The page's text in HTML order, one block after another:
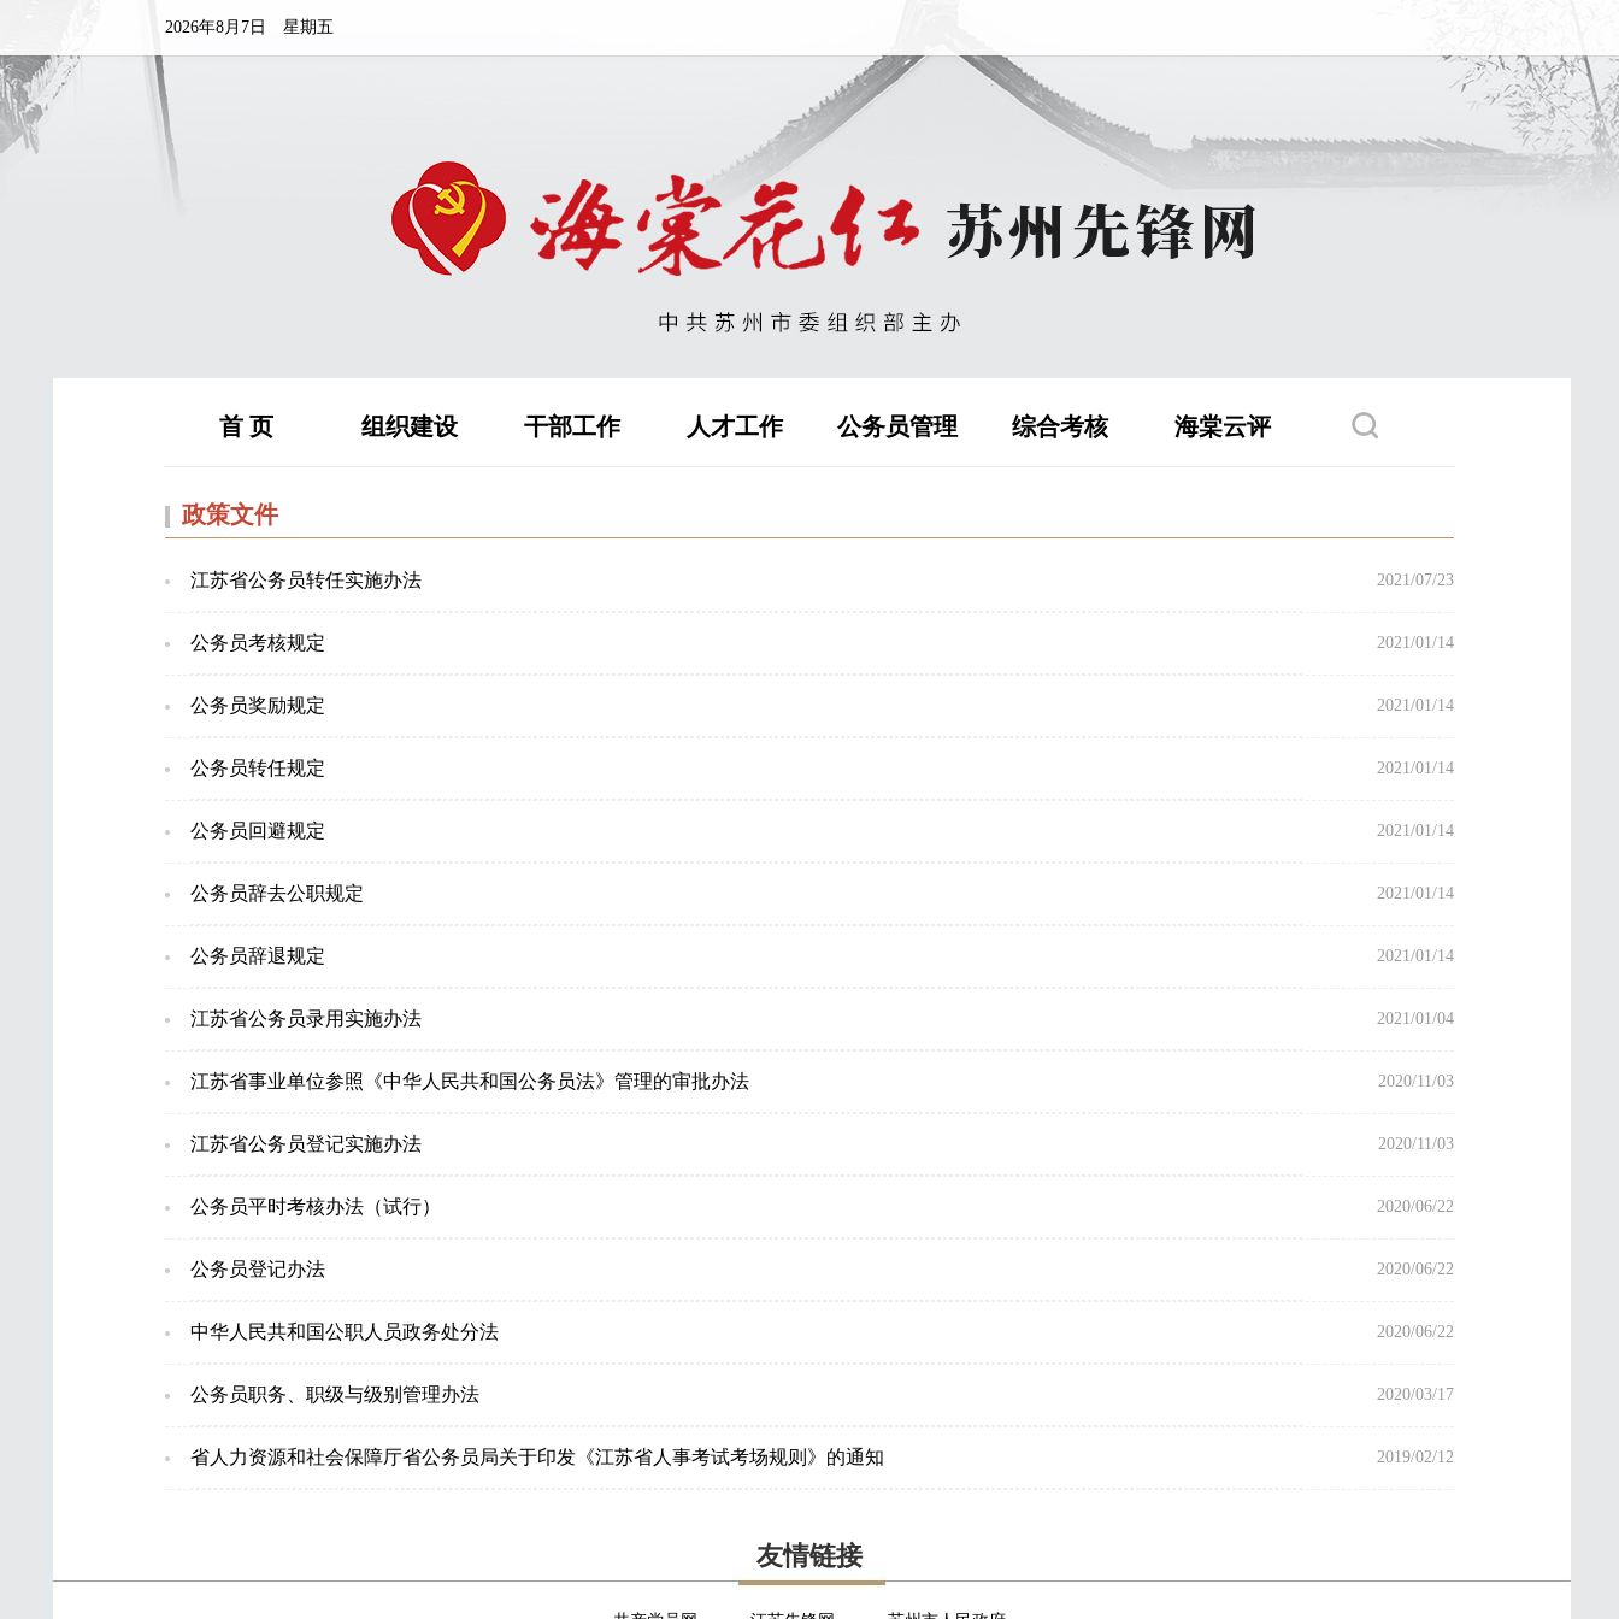
2026年8月7日 星期五
首 页 组织建设 干部工作 人才工作 公务员管理 综合考核 海棠云评
政策文件
江苏省公务员转任实施办法 2021/07/23
公务员考核规定 2021/01/14
公务员奖励规定 2021/01/14
公务员转任规定 2021/01/14
公务员回避规定 2021/01/14
公务员辞去公职规定 2021/01/14
公务员辞退规定 2021/01/14
江苏省公务员录用实施办法 2021/01/04
江苏省事业单位参照《中华人民共和国公务员法》管理的审批办法 2020/11/03
江苏省公务员登记实施办法 2020/11/03
公务员平时考核办法（试行） 2020/06/22
公务员登记办法 2020/06/22
中华人民共和国公职人员政务处分法 2020/06/22
公务员职务、职级与级别管理办法 2020/03/17
省人力资源和社会保障厅省公务员局关于印发《江苏省人事考试考场规则》的通知 2019/02/12
友情链接